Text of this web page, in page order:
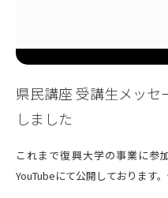
県民講座 受講生メッ
しました
これまで復興大学の事業に参
YouTubeにて公開しております